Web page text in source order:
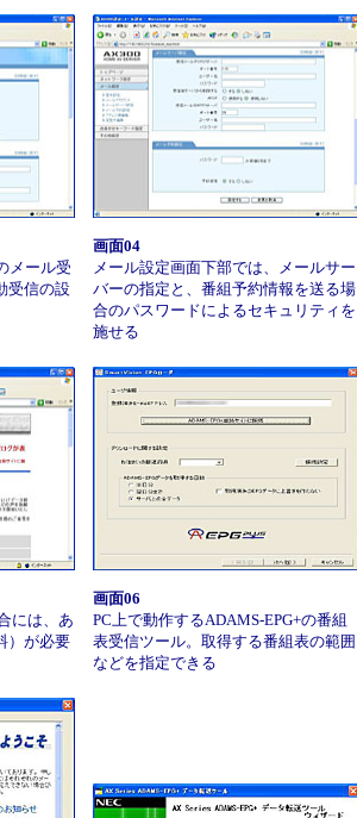
メール受
受信の設
画面04
メール設定画面下部では、メールサー
バーの指定と、番組予約情報を送る場
合のパスワードによるセキュリティを
施せる
には、あ
）が必要
画面06
PC上で動作するADAMS-EPG+の番組
表受信ツール。取得する番組表の範囲
などを指定できる